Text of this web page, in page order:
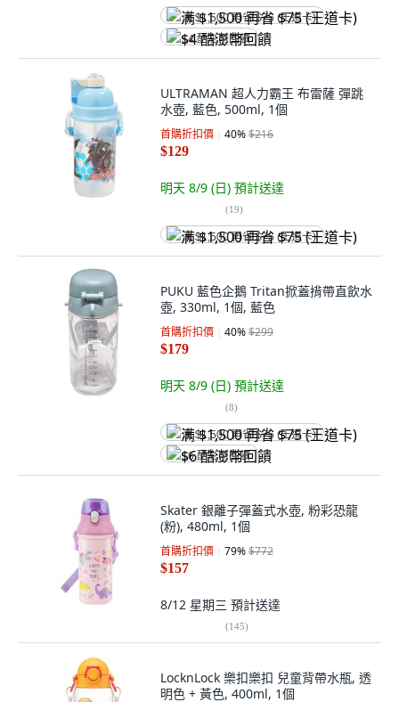
满 $1,500 再省 $75 (王道卡)
$4 酷澎幣回饋
ULTRAMAN 超人力霸王 布雷薩 彈跳
水壺, 藍色, 500ml, 1個
首購折扣價 40%$216
$129
明天 8/9 (日) 預計送達
(19)
满 $1,500 再省 $75 (王道卡)
PUKU 藍色企鵝 Tritan掀蓋揹帶直飲水
壺, 330ml, 1個, 藍色
首購折扣價 40%$299
$179
明天 8/9 (日) 預計送達
(8)
满 $1,500 再省 $75 (王道卡)
$6 酷澎幣回饋
Skater 銀離子彈蓋式水壺, 粉彩恐龍
(粉), 480ml, 1個
首購折扣價 79%$772
$157
8/12 星期三 預計送達
(145)
LocknLock 樂扣樂扣 兒童背帶水瓶, 透
明色 + 黃色, 400ml, 1個